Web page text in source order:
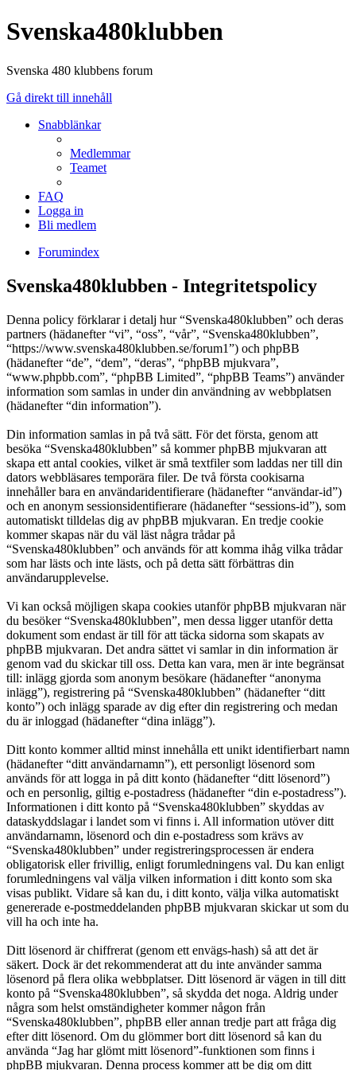
Svenska480klubben
Svenska 480 klubbens forum
Gå direkt till innehåll
Snabblänkar
Medlemmar
Teamet
FAQ
Logga in
Bli medlem
Forumindex
Svenska480klubben - Integritetspolicy
Denna policy förklarar i detalj hur “Svenska480klubben” och deras
partners (hädanefter “vi”, “oss”, “vår”, “Svenska480klubben”,
“https://www.svenska480klubben.se/forum1”) och phpBB
(hädanefter “de”, “dem”, “deras”, “phpBB mjukvara”,
“www.phpbb.com”, “phpBB Limited”, “phpBB Teams”) använder
information som samlas in under din användning av webbplatsen
(hädanefter “din information”).
Din information samlas in på två sätt. För det första, genom att
besöka “Svenska480klubben” så kommer phpBB mjukvaran att
skapa ett antal cookies, vilket är små textfiler som laddas ner till din
dators webbläsares temporära filer. De två första cookisarna
innehåller bara en användaridentifierare (hädanefter “användar-id”)
och en anonym sessionsidentifierare (hädanefter “sessions-id”), som
automatiskt tilldelas dig av phpBB mjukvaran. En tredje cookie
kommer skapas när du väl läst några trådar på
“Svenska480klubben” och används för att komma ihåg vilka trådar
som har lästs och inte lästs, och på detta sätt förbättras din
användarupplevelse.
Vi kan också möjligen skapa cookies utanför phpBB mjukvaran när
du besöker “Svenska480klubben”, men dessa ligger utanför detta
dokument som endast är till för att täcka sidorna som skapats av
phpBB mjukvaran. Det andra sättet vi samlar in din information är
genom vad du skickar till oss. Detta kan vara, men är inte begränsat
till: inlägg gjorda som anonym besökare (hädanefter “anonyma
inlägg”), registrering på “Svenska480klubben” (hädanefter “ditt
konto”) och inlägg sparade av dig efter din registrering och medan
du är inloggad (hädanefter “dina inlägg”).
Ditt konto kommer alltid minst innehålla ett unikt identifierbart namn
(hädanefter “ditt användarnamn”), ett personligt lösenord som
används för att logga in på ditt konto (hädanefter “ditt lösenord”)
och en personlig, giltig e-postadress (hädanefter “din e-postadress”).
Informationen i ditt konto på “Svenska480klubben” skyddas av
dataskyddslagar i landet som vi finns i. All information utöver ditt
användarnamn, lösenord och din e-postadress som krävs av
“Svenska480klubben” under registreringsprocessen är endera
obligatorisk eller frivillig, enligt forumledningens val. Du kan enligt
forumledningens val välja vilken information i ditt konto som ska
visas publikt. Vidare så kan du, i ditt konto, välja vilka automatiskt
genererade e-postmeddelanden phpBB mjukvaran skickar ut som du
vill ha och inte ha.
Ditt lösenord är chiffrerat (genom ett envägs-hash) så att det är
säkert. Dock är det rekommenderat att du inte använder samma
lösenord på flera olika webbplatser. Ditt lösenord är vägen in till ditt
konto på “Svenska480klubben”, så skydda det noga. Aldrig under
några som helst omständigheter kommer någon från
“Svenska480klubben”, phpBB eller annan tredje part att fråga dig
efter ditt lösenord. Om du glömmer bort ditt lösenord så kan du
använda “Jag har glömt mitt lösenord”-funktionen som finns i
phpBB mjukvaran. Denna process kommer att be dig om ditt